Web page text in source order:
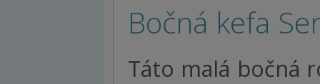
Bočná kefa
Táto malá bočná